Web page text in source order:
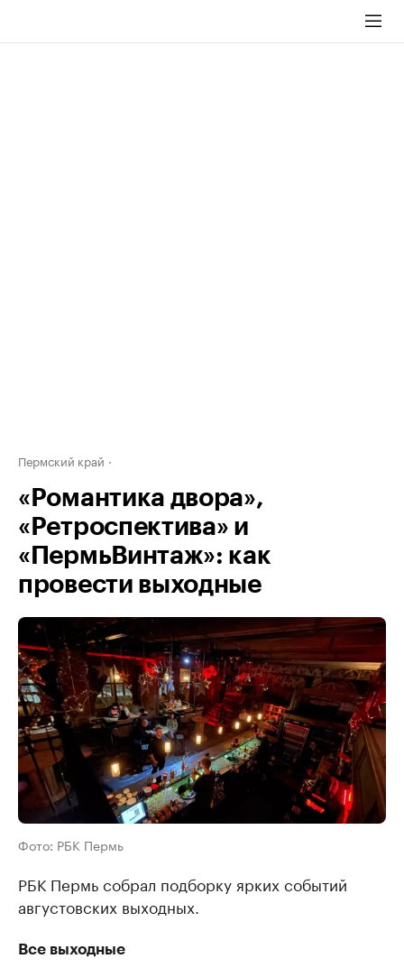
Пермский край
«Романтика двора»,
«Ретроспектива» и
«ПермьВинтаж»: как
провести выходные
Фото: РБК Пермь
РБК Пермь собрал подборку ярких событий
августовских выходных.
Все выходные